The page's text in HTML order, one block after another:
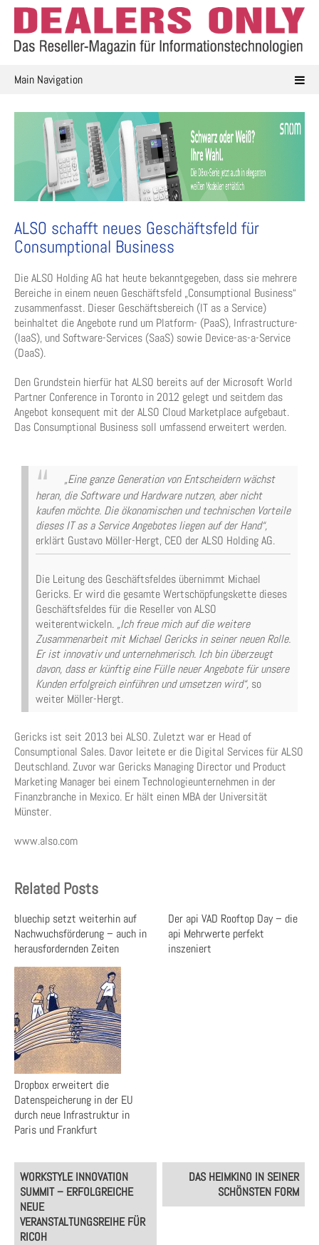
Skip
content
Main Navigation
ALSO schafft neues Geschäftsfeld für
Consumptional Business
Die ALSO Holding AG hat heute bekanntgegeben, dass sie mehrere
Bereiche in einem neuen Geschäftsfeld „Consumptional Business“
zusammenfasst. Dieser Geschäftsbereich (IT as a Service)
beinhaltet die Angebote rund um Platform- (PaaS), Infrastructure-
(IaaS), und Software-Services (SaaS) sowie Device-as-a-Service
(DaaS).
Den Grundstein hierfür hat ALSO bereits auf der Microsoft World
Partner Conference in Toronto in 2012 gelegt und seitdem das
Angebot konsequent mit der ALSO Cloud Marketplace aufgebaut.
Das Consumptional Business soll umfassend erweitert werden.
„Eine ganze Generation von Entscheidern wächst
heran, die Software und Hardware nutzen, aber nicht
kaufen möchte. Die ökonomischen und technischen Vorteile
dieses IT as a Service Angebotes liegen auf der Hand“,
erklärt Gustavo Möller-Hergt, CEO der ALSO Holding AG.
Die Leitung des Geschäftsfeldes übernimmt Michael
Gericks. Er wird die gesamte Wertschöpfungskette dieses
Geschäftsfeldes für die Reseller von ALSO
weiterentwickeln. „Ich freue mich auf die weitere
Zusammenarbeit mit Michael Gericks in seiner neuen Rolle.
Er ist innovativ und unternehmerisch. Ich bin überzeugt
davon, dass er künftig eine Fülle neuer Angebote für unsere
Kunden erfolgreich einführen und umsetzen wird“, so
weiter Möller-Hergt.
Gericks ist seit 2013 bei ALSO. Zuletzt war er Head of
Consumptional Sales. Davor leitete er die Digital Services für ALSO
Deutschland. Zuvor war Gericks Managing Director und Product
Marketing Manager bei einem Technologieunternehmen in der
Finanzbranche in Mexico. Er hält einen MBA der Universität
Münster.
www.also.com
Related Posts
bluechip setzt weiterhin auf
Nachwuchsförderung – auch in
herausfordernden Zeiten
Der api VAD Rooftop Day – die
api Mehrwerte perfekt
inszeniert
Dropbox erweitert die
Datenspeicherung in der EU
durch neue Infrastruktur in
Paris und Frankfurt
Post
navigation
WORKSTYLE INNOVATION
SUMMIT – ERFOLGREICHE
NEUE
VERANSTALTUNGSREIHE FÜR
RICOH
DAS HEIMKINO IN SEINER
SCHÖNSTEN FORM